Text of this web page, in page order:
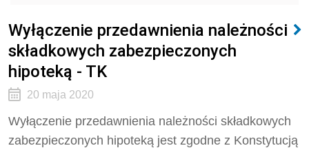
Wyłączenie przedawnienia należności
składkowych zabezpieczonych
hipoteką - TK
20 maja 2020
Wyłączenie przedawnienia należności składkowych
zabezpieczonych hipoteką jest zgodne z Konstytucją